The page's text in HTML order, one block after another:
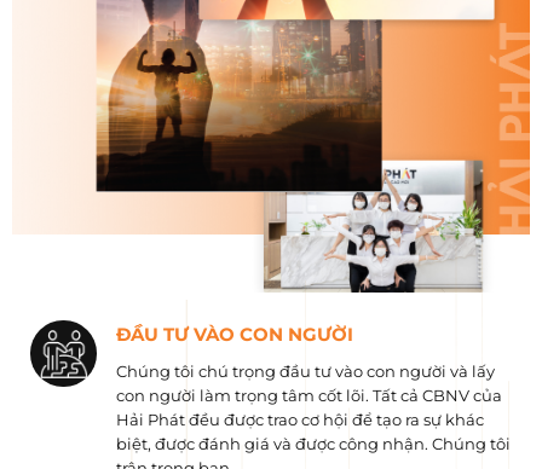
ĐẦU TƯ VÀO CON NGƯỜI
Chúng tôi chú trọng đầu tư vào con người và lấy
con người làm trọng tâm cốt lõi. Tất cả CBNV của
Hải Phát đều được trao cơ hội để tạo ra sự khác
biệt, được đánh giá và được công nhận. Chúng tôi